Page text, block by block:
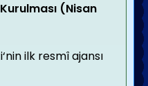
(Nisan
ilk resmî ajansı